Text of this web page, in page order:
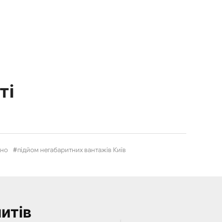
підйом негабаритних вантажів Київ